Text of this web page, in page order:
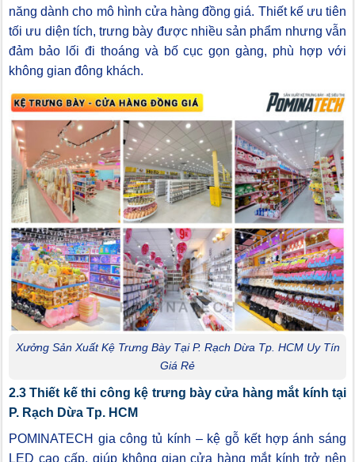
năng dành cho mô hình cửa hàng đồng giá. Thiết kế ưu tiên
tối ưu diện tích, trưng bày được nhiều sản phẩm nhưng vẫn
đảm bảo lối đi thoáng và bố cục gọn gàng, phù hợp với
không gian đông khách.
Xưởng Sản Xuất Kệ Trưng Bày Tại P. Rạch Dừa Tp. HCM Uy Tín
Giá Rẻ
2.3 Thiết kế thi công kệ trưng bày cửa hàng mắt kính tại
P. Rạch Dừa Tp. HCM
POMINATECH gia công tủ kính – kệ gỗ kết hợp ánh sáng
LED cao cấp, giúp không gian cửa hàng mắt kính trở nên